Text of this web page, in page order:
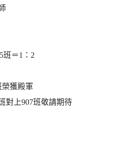
班＝1：2
榮獲殿軍
對上907班敬請期待